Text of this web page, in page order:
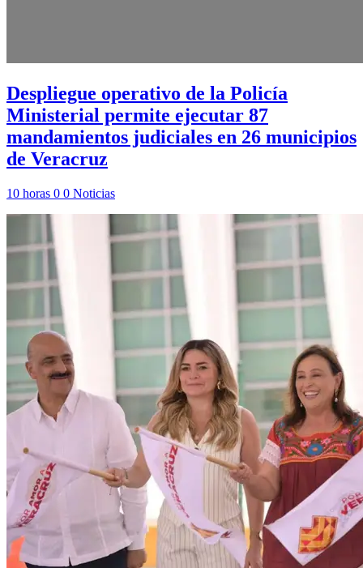
Despliegue operativo de la Policía
Ministerial permite ejecutar 87
mandamientos judiciales en 26 municipios
de Veracruz
10 horas 0 0 Noticias